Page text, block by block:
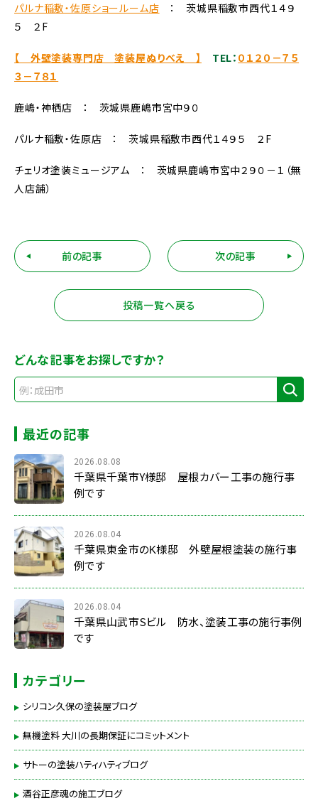
パルナ稲敷・佐原ショールーム店 ： 茨城県稲敷市西代１４９
５ ２F
【 外壁塗装専門店 塗装屋ぬりべえ 】 TEL： ０１２０－７５
３－７８１
鹿嶋・神栖店 ： 茨城県鹿嶋市宮中９０
パルナ稲敷・佐原店 ： 茨城県稲敷市西代１４９５ ２F
チェリオ塗装ミュージアム ： 茨城県鹿嶋市宮中２９０－１（無
人店舗）
前の記事
投稿一覧へ戻る
次の記事
どんな記事をお探しですか？
最近の記事
2026.08.08
千葉県千葉市Y様邸 屋根カバー工事の施行事
例です
2026.08.04
千葉県東金市のK様邸 外壁屋根塗装の施行事
例です
2026.08.04
千葉県山武市Sビル 防水、塗装工事の施行事例
です
カテゴリー
シリコン久保の塗装屋ブログ
無機塗料 大川の長期保証にコミットメント
サトーの塗装ハティハティブログ
酒谷正彦魂の施工ブログ